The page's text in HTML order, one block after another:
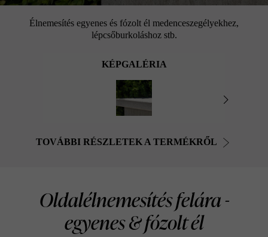
Élnemesítés egyenes és fózolt él medenceszegélyekhez,
lépcsőburkoláshoz stb.
KÉPGALÉRIA
TOVÁBBI RÉSZLETEK A TERMÉKRŐL
Oldalélnemesítés felára -
egyenes & fózolt él